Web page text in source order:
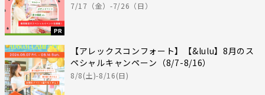
PR
7/17（金）-7/26（日）
【アレックスコンフォート】【&lulu】8月のス
ペシャルキャンペーン（8/7-8/16）
8/8(土)-8/16(日)